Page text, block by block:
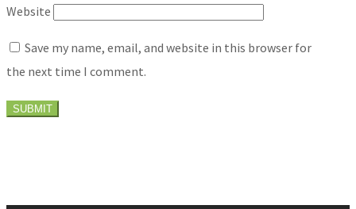
Website
Save my name, email, and website in this browser for
the next time I comment.